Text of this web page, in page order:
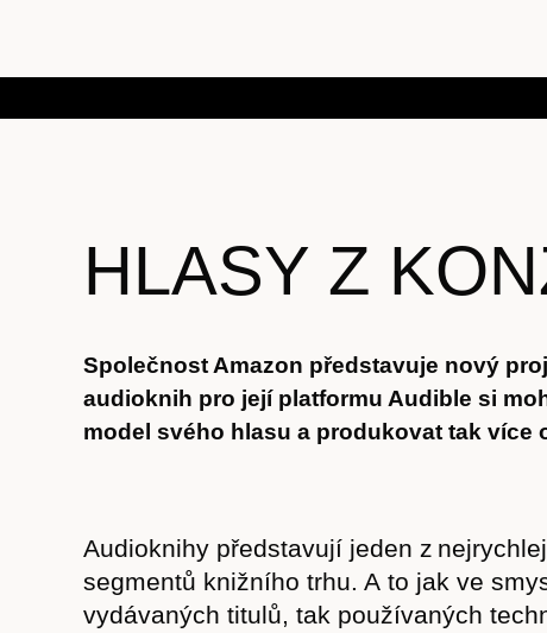
HLASY Z
Společnost Amazon představuje nový
audioknih pro její platformu Audible si
model svého hlasu a produkovat tak více
Audioknihy představují jeden z
segmentů knižního trhu. A to jak ve
vydávaných titulů, tak používaných